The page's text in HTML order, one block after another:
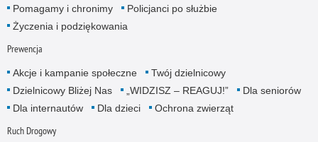
Pomagamy i chronimy
Policjanci po służbie
Życzenia i podziękowania
Prewencja
Akcje i kampanie społeczne
Twój dzielnicowy
Dzielnicowy Bliżej Nas
„WIDZISZ – REAGUJ!”
Dla seniorów
Dla internautów
Dla dzieci Ochrona zwierząt
Ruch Drogowy